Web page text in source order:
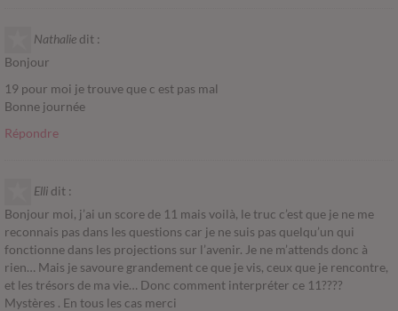
Nathalie dit :
Bonjour
19 pour moi je trouve que c est pas mal
Bonne journée
Répondre
Elli dit :
Bonjour moi, j’ai un score de 11 mais voilà, le truc c’est que je ne me
reconnais pas dans les questions car je ne suis pas quelqu’un qui
fonctionne dans les projections sur l’avenir. Je ne m’attends donc à
rien… Mais je savoure grandement ce que je vis, ceux que je rencontre,
et les trésors de ma vie… Donc comment interpréter ce 11????
Mystères . En tous les cas merci